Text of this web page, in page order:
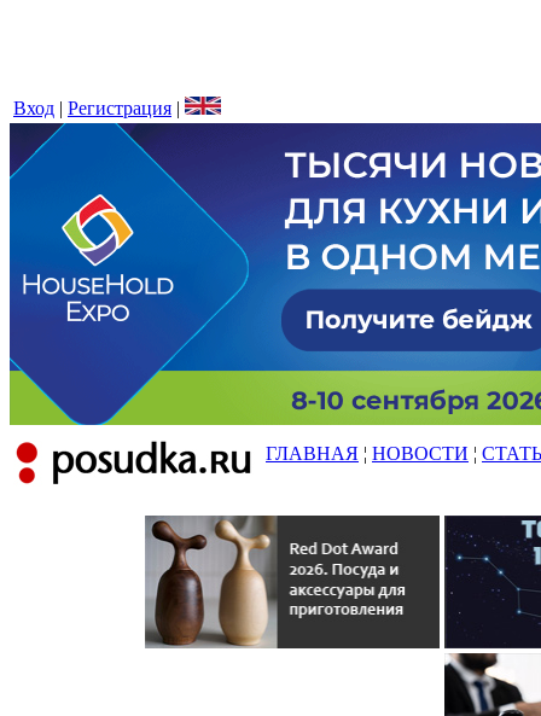
Вход | Регистрация |
ГЛАВНАЯ ¦ НОВОСТИ ¦